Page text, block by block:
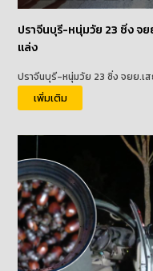
ปราจีนบุรี-หนุ่มวัย 23 ซิ่ง จ
แล่ง
ปราจีนบุรี-หนุ่มวัย 23 ซิ่ง จยย.เส
เพิ่มเติม